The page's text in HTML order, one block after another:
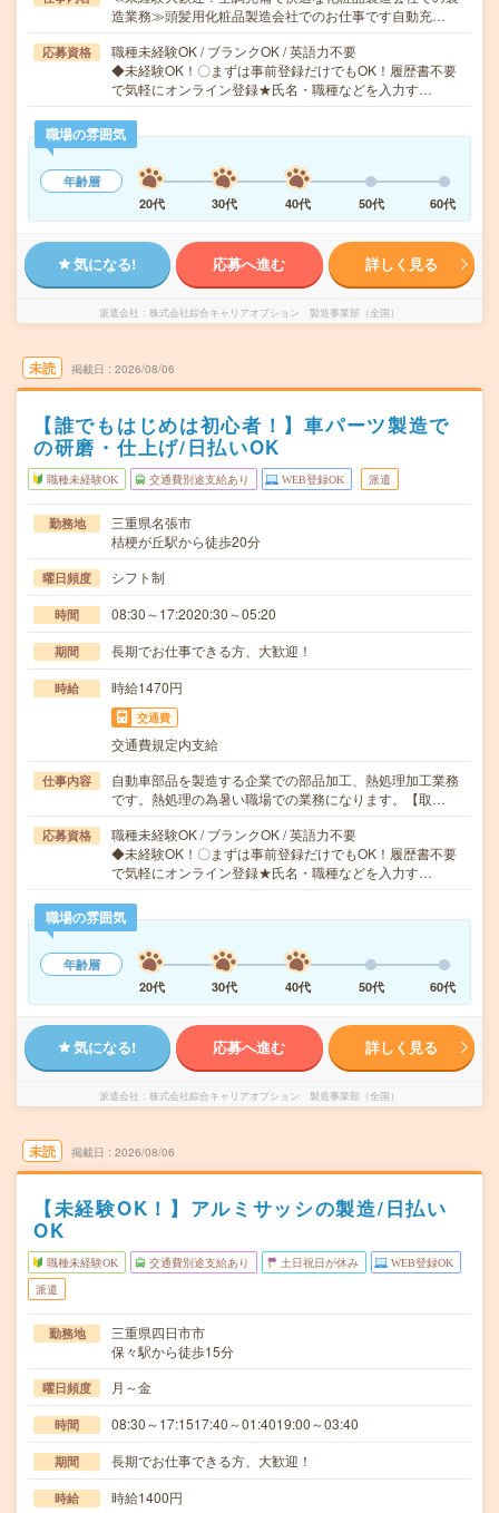
造業務≫頭髪用化粧品製造会社でのお仕事です自動充…
応募資格
職種未経験OK / ブランクOK / 英語力不要
◆未経験OK！〇まずは事前登録だけでもOK！履歴書不要
で気軽にオンライン登録★氏名・職種などを入力す…
職場の雰囲気
年齢層
20代
30代 40代 50代 60代
気になる! 応募へ進む 詳しく見る
派遣会社 株式会社綜合キャリアオプション 製造事業部（全国）
未読 掲載日 2026/08/06
【誰でもはじめは初心者！】車パーツ製造で
の研磨・仕上げ/日払いOK
職種未経験OK 交通費別途支給あり WEB登録OK 派遣
勤務地
三重県名張市
桔梗が丘駅から徒歩20分
曜日頻度 シフト制
時間 08:30～17:2020:30～05:20
期間 長期でお仕事できる方、大歓迎！
時給 時給1470円
交通費
交通費規定内支給
仕事内容
自動車部品を製造する企業での部品加工、熱処理加工業務
です。熱処理の為暑い職場での業務になります。【取…
応募資格
職種未経験OK / ブランクOK / 英語力不要
◆未経験OK！〇まずは事前登録だけでもOK！履歴書不要
で気軽にオンライン登録★氏名・職種などを入力す…
職場の雰囲気
年齢層
20代
30代 40代 50代 60代
気になる! 応募へ進む 詳しく見る
派遣会社 株式会社綜合キャリアオプション 製造事業部（全国）
未読 掲載日 2026/08/06
【未経験OK！】アルミサッシの製造/日払い
OK
職種未経験OK 交通費別途支給あり 土日祝日が休み WEB登録OK
派遣
勤務地
三重県四日市市
保々駅から徒歩15分
曜日頻度 月～金
時間 08:30～17:1517:40～01:4019:00～03:40
期間 長期でお仕事できる方、大歓迎！
時給 時給1400円